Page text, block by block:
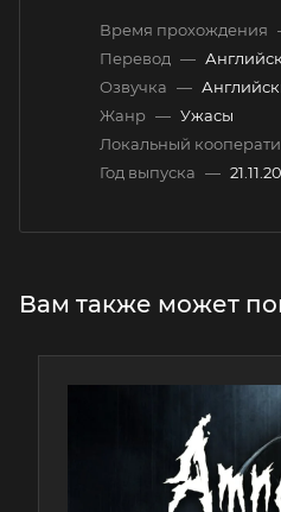
Время прохождения
Перевод —
Озвучка —
Жанр — Ужасы
Локальный
Год выпуска —
Вам также может